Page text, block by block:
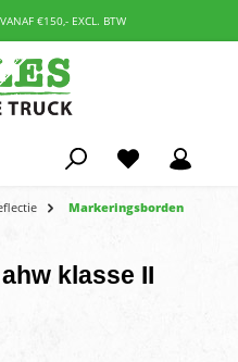
€150,- EXCL. BTW
Markeringsborden
klasse II